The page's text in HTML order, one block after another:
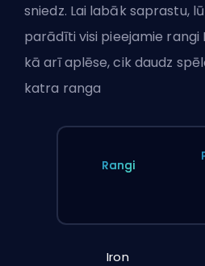
sniedz. Lai labāk saprastu,
parādīti visi pieejamie rangi
kā arī aplēse, cik daudz
katra ranga
Rangi
Iron